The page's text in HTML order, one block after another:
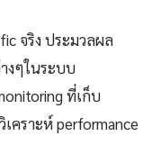
จริง ประมวลผล
งๆในระบบ
ที่เก็บ
คราะห์ performance